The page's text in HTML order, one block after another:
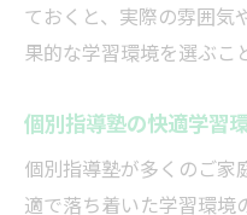
ておくと、実際の雰囲気
果的な学習環境を選ぶこ
個別指導塾の快適学習
個別指導塾が多くのご家
適で落ち着いた学習環境